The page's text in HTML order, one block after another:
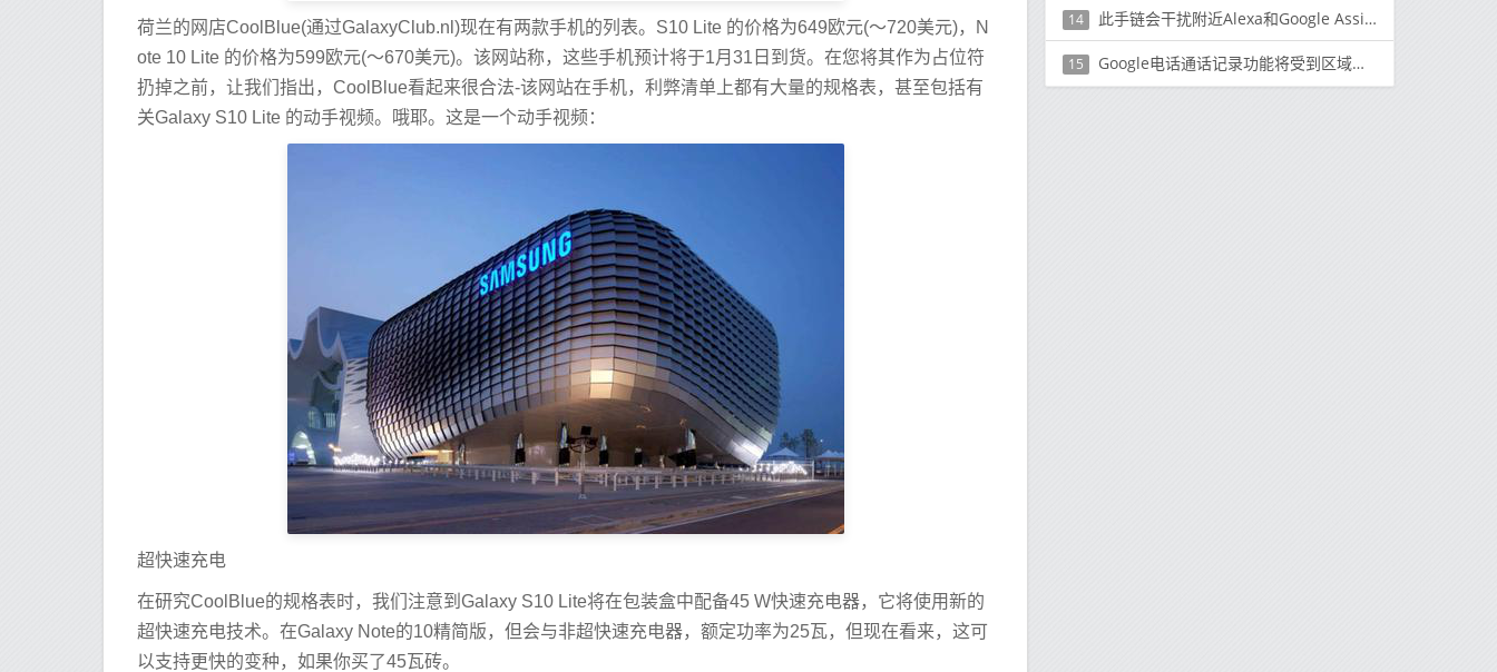
荷兰的网店CoolBlue(通过GalaxyClub.nl)现在有两款手机的列表。S10 Lite 的价格为649欧元(〜720美元)，N
ote 10 Lite 的价格为599欧元(〜670美元)。该网站称，这些手机预计将于1月31日到货。在您将其作为占位符
扔掉之前，让我们指出，CoolBlue看起来很合法-该网站在手机，利弊清单上都有大量的规格表，甚至包括有
关Galaxy S10 Lite 的动手视频。哦耶。这是一个动手视频：
超快速充电
在研究CoolBlue的规格表时，我们注意到Galaxy S10 Lite将在包装盒中配备45 W快速充电器，它将使用新的
超快速充电技术。在Galaxy Note的10精简版，但会与非超快速充电器，额定功率为25瓦，但现在看来，这可
以支持更快的变种，如果你买了45瓦砖。
14 此手链会干扰附近Alexa和Google Assistant扬声器的麦克风
15 Google电话通话记录功能将受到区域限制